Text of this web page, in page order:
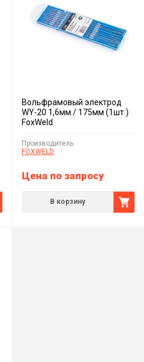
Вольфрамовый электрод
WY-20 1,6мм / 175мм (1шт.)
FoxWeld
Производитель
FOXWELD
Цена по запросу
В корзину